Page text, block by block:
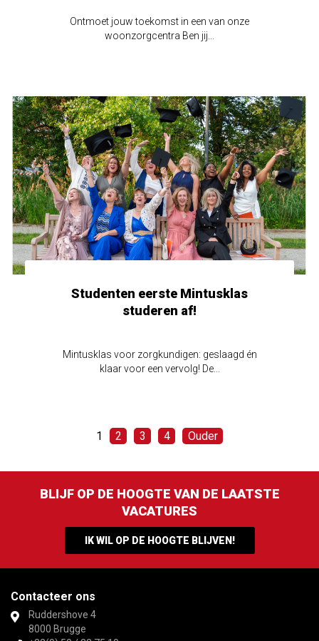
Ontmoet jouw toekomst in een van onze
woonzorgcentra Ben jij...
Studenten eerste Mintusklas
studeren af!
Mintusklas voor zorgkundigen: geslaagd én
klaar voor een vervolg! De...
1 2 3 4 Ouder
BLIJF OP DE HOOGTE VAN DE LAATSTE
VACATURES
IK WIL OP DE HOOGTE BLIJVEN!
Contacteer ons
Ruddershove 4
8000 Brugge